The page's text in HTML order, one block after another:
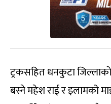
ट्रकसहित धनकुटा
बस्ने महेश राई र इलामको